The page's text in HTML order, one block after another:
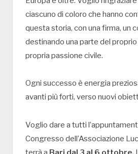
ciascuno di coloro che hanno
questa storia, con una firma, un
destinando una parte del
propria passione civile.
Ogni successo è energia
avanti più forti, verso nuovi
Voglio dare a tutti
Congresso dell’Associazione